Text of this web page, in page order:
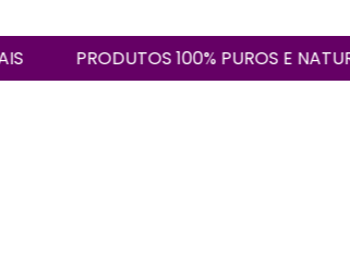
PRODUTOS 100% PUROS E NATURAIS